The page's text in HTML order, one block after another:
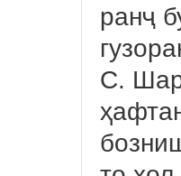
ранҷ
С.